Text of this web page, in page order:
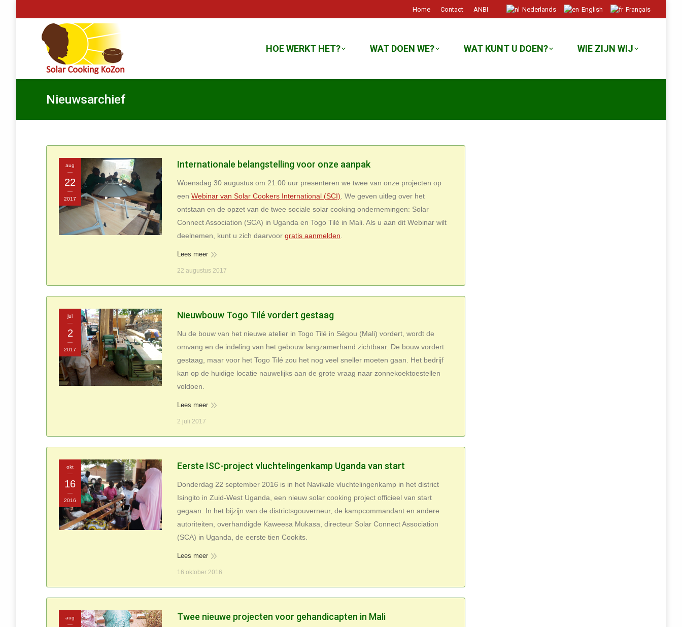
Home Contact ANBI Nederlands English Français
HOE WERKT HET? WAT DOEN WE? WAT KUNT U DOEN? WIE ZIJN WIJ
Nieuwsarchief
aug
22
2017
Internationale belangstelling voor onze aanpak
Woensdag 30 augustus om 21.00 uur presenteren we twee van onze projecten op
een Webinar van Solar Cookers International (SCI) . We geven uitleg over het
ontstaan en de opzet van de twee sociale solar cooking ondernemingen: Solar
Connect Association (SCA) in Uganda en Togo Tilé in Mali. Als u aan dit Webinar wilt
deelnemen, kunt u zich daarvoor gratis aanmelden
Lees meer
22 augustus 2017
jul
2
2017
Nieuwbouw Togo Tilé vordert gestaag
Nu de bouw van het nieuwe atelier in Togo Tilé in Ségou (Mali) vordert, wordt de
omvang en de indeling van het gebouw langzamerhand zichtbaar. De bouw vordert
gestaag, maar voor het Togo Tilé zou het nog veel sneller moeten gaan. Het bedrijf
kan op de huidige locatie nauwelijks aan de grote vraag naar zonnekoektoestellen
voldoen.
Lees meer
2 juli 2017
okt
16
2016
Eerste ISC-project vluchtelingenkamp Uganda van start
Donderdag 22 september 2016 is in het Navikale vluchtelingenkamp in het district
Isingito in Zuid-West Uganda, een nieuw solar cooking project officieel van start
gegaan. In het bijzijn van de districtsgouverneur, de kampcommandant en andere
autoriteiten, overhandigde Kaweesa Mukasa, directeur Solar Connect Association
(SCA) in Uganda, de eerste tien Cookits.
Lees meer
16 oktober 2016
aug Twee nieuwe projecten voor gehandicapten in Mali